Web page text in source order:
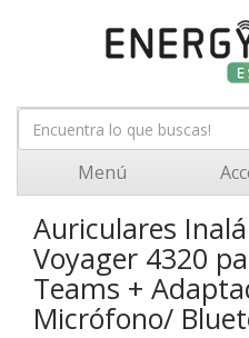
Menú
Auriculares
Voyager 4320
Teams +
Micrófono/